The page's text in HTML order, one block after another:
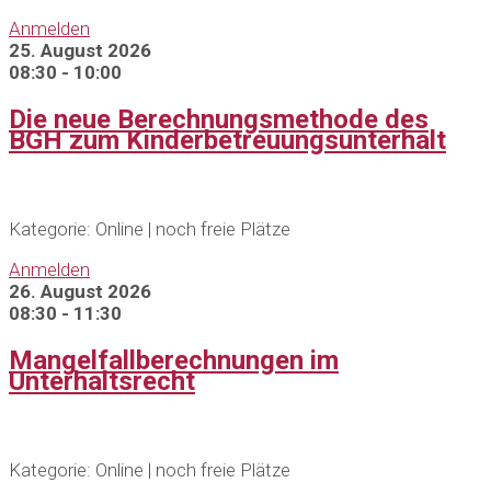
Anmelden
25. August 2026
08:30 - 10:00
Die neue Berechnungsmethode des
BGH zum Kinderbetreuungsunterhalt
Kategorie: Online | noch freie Plätze
Anmelden
26. August 2026
08:30 - 11:30
Mangelfallberechnungen im
Unterhaltsrecht
Kategorie: Online | noch freie Plätze